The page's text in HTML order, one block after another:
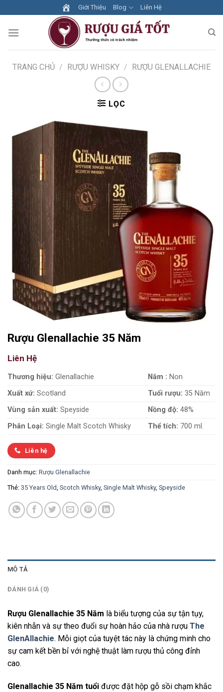
to
content
Giới Thiệu Blog Liên Hệ
TRANG CHỦ / RƯỢU WHISKY / RƯỢU GLENALLACHIE
LỌC
Rượu Glenallachie 35 Năm
Liên Hệ
Thương hiệu: Glenallachie Năm : Non
Xuất xứ: Scotland Tuổi rượu:35 Năm
Vùng sản xuất: Speyside Nồng độ: 48%
Phân Loại: Single Malt Scotch Whisky Thể tích: 700 ml.
Liên hệ
Danh mục: Rượu Glenallachie
Thẻ: 35 Years Old, Scotch Whisky, Single Malt Whisky, Speyside
MÔ TẢ
ĐÁNH GIÁ (0)
Rượu Glenallachie 35 Năm là biểu tượng của sự tận tụy,
kiên nhẫn và sự theo đuổi sự hoàn hảo của nhà rượu The
GlenAllachie. Mỗi giọt của tuyệt tác này là chứng minh cho
sự cam kết bền bỉ với nghệ thuật làm rượu thủ công đỉnh
cao.
Glenallachie 35 Năm tuổi được đặt hộp gỗ sồi chạm khắc